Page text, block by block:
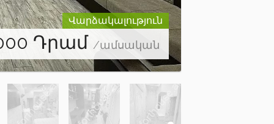
Վարձակալություն
Դրամ /ամսական